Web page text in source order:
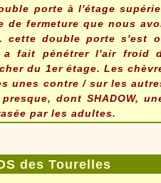
porte à l'étage
de fermeture que nous
cette double porte s'est
fait pénétrer l'air froid
du 1er étage. Les
unes contre / sur les
dont SHADOW,
par les adultes.
des Tourelles